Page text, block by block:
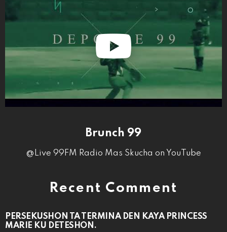
Brunch 99
@Live 99FM Radio Mas Skucha on YouTube
Recent Comment
PERSEKUSHON TA TERMINA DEN KAYA PRINCESS
MARIE KU DETESHON.